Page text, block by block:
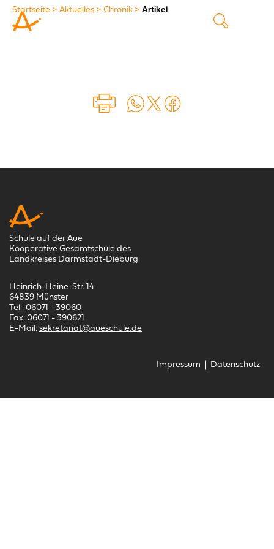
Startseite Aktuelles Chronik Artikel
Auf WhatsApp teilen
Auf X teilen
Auf Facebook teilen
Schule auf der Aue
Kooperative Gesamtschule des
Landkreises Darmstadt-Dieburg
Heinrich-Heine-Str. 14
64839 Münster
Tel.: 06071 - 39060
Fax: 06071 - 390621
E-Mail: sekretariat@aueschule.de
Navigation überspringen
Impressum Datenschutz